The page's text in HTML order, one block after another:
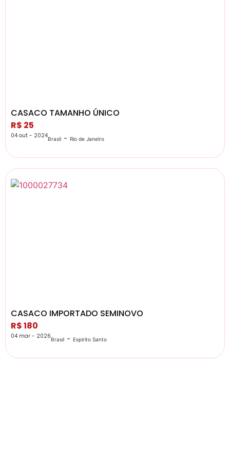
CASACO TAMANHO ÚNICO
R$ 25
04 out - 2024Brasil - Rio de Janeiro
CASACO IMPORTADO SEMINOVO
R$ 180
04 mar - 2026Brasil - Espirito Santo